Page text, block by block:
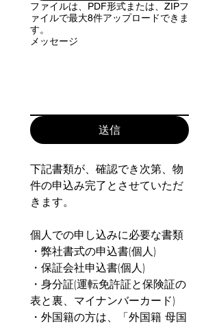
ファイルは、PDF形式または、ZIPフ
ァイルで最大8件アップロードできま
す。
メッセージ
送信
下記書類が、確認でき次第、物
件の申込み完了とさせていただ
きます。
個人での申し込みに必要な書類
・弊社書式の申込書(個人)
・保証会社申込書(個人)
・身分証(運転免許証と保険証の
表と裏、マイナンバーカード)
・外国籍の方は、「外国籍 母国